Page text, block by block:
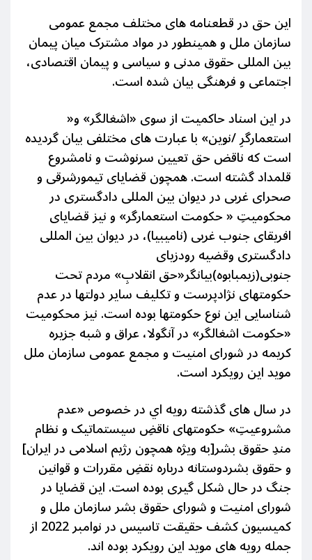
این حق در قطعنامه های مختلف مجمع عمومی
سازمان ملل و همینطور در مواد مشترک میان پیمان
بین المللی حقوق مدنی و سیاسی و پیمان اقتصادی،
اجتماعی و فرهنگی بیان شده است.
در این اسناد حاکمیت از سوی «اشغالگر» و«
استعمارگرِ /نوین» با عبارت های مختلفی بیان گردیده
است که ناقض حق تعیین سرنوشت و نامشروع
قلمداد گشته است. همچون قضایای تیمورشرقی و
صحرای غربی در دیوان بین المللی دادگستری در
محکومیتِ « حکومت استعمارگر» و نیز قضایای
افریقای جنوب غربی (نامیبیا)، در دیوان بین المللی
دادگستری وقضیه رودزیای
جنوبی(زیمبابوه)بیانگر«حق انقلابِ» مردم تحت
حکومتهای نژادپرست و تکلیف سایر دولتها در عدم
شناسایی این نوع حکومتها بوده است. نیز محکومیت
«حکومت اشغالگر» در آنگولا، عراق و شبه جزيره
کریمه در شورای امنیت و مجمع عمومی سازمان ملل
موید این رویکرد است.
در سال های گذشته رویه اي در خصوص «عدم
مشروعیتِ» حکومتهای ناقضِ سیستماتیک و نظام
مندِ حقوق بشر[به ویژه همچون رژیم اسلامی در ایران]
و حقوق بشردوستانه درباره نقضِ مقررات و قوانین
جنگ در حال شکل گیری بوده است. اين قضایا در
شورای امنیت و شورای حقوق بشر سازمان ملل و
کمیسیون کشف حقیقت تاسیس در نوامبر 2022 از
جمله رویه های موید این رویکرد بوده اند.